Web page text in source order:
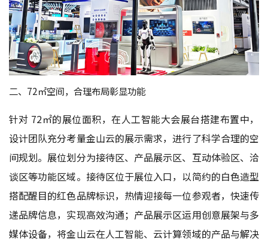
二、72㎡空间，合理布局彰显功能
针对 72㎡的展位面积，在人工智能大会展台搭建布置中，
设计团队充分考量金山云的展示需求，进行了科学合理的空
间规划。展位划分为接待区、产品展示区、互动体验区、洽
谈区等功能区域。接待区位于展位入口，以简约的白色造型
搭配醒目的红色品牌标识，热情迎接每一位参观者，快速传
递品牌信息，实现高效沟通；产品展示区运用创意展架与多
媒体设备，将金山云在人工智能、云计算领域的产品与解决